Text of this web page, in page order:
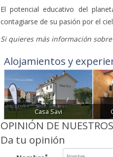
El potencial educativo del
contagiarse de su pasión por el
Si quieres más información
Alojamientos y
Casa Savi
OPINIÓN DE
Da tu opinión